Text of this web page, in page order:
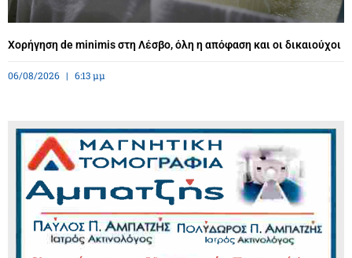
Χορήγηση de minimis στη Λέσβο, όλη η απόφαση και οι δικαιούχοι
06/08/2026 6:13 μμ